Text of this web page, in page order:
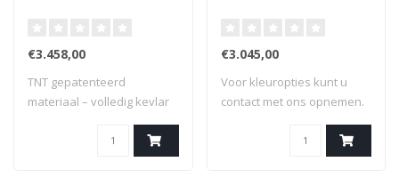
€3.458,00
TNT gepatenteerd
materiaal – volledig kevlar
€3.045,00
Voor kleuropties kunt u
contact met ons opnemen.